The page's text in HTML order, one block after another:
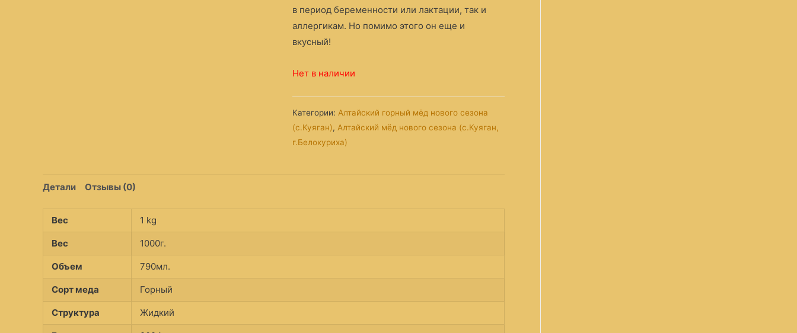
в период беременности или лактации, так и
аллергикам. Но помимо этого он еще и
вкусный!
Нет в наличии
Категории: Алтайский горный мёд нового сезона
(с.Куяган), Алтайский мёд нового сезона (с.Куяган,
г.Белокуриха)
Детали Отзывы (0)
Вес 1 kg
Вес 1000г.
Объем 790мл.
Сорт меда Горный
Структура Жидкий